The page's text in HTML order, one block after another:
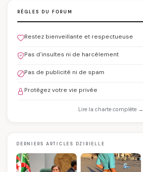
RÈGLES DU FORUM
Restez bienveillante et respectueuse
Pas d'insultes ni de harcèlement
Pas de publicité ni de spam
Protégez votre vie privée
Lire la charte complète →
DERNIERS ARTICLES DZIRIELLE